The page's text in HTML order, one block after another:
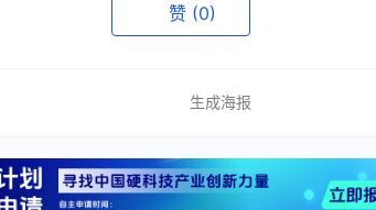
赞 (0)
生成海报